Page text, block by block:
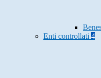
Enti controllati 4